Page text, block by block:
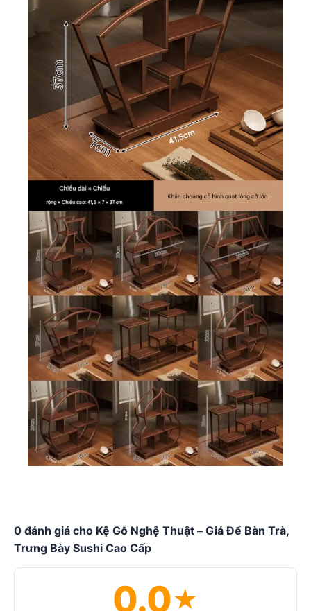
0 đánh giá cho Kệ Gỗ Nghệ Thuật – Giá Để Bàn Trà,
Trưng Bày Sushi Cao Cấp
0.0★